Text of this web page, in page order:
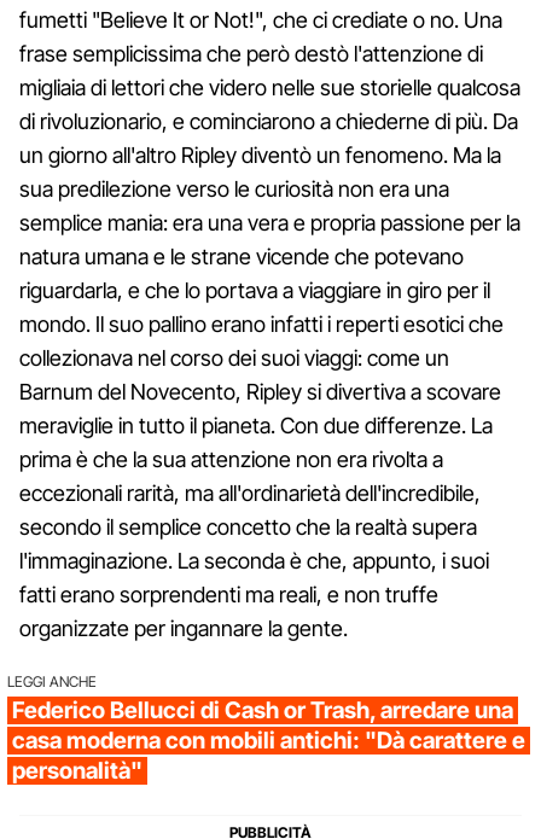
fumetti "Believe It or Not!", che ci crediate o no. Una
frase semplicissima che però destò l'attenzione di
migliaia di lettori che videro nelle sue storielle qualcosa
di rivoluzionario, e cominciarono a chiederne di più. Da
un giorno all'altro Ripley diventò un fenomeno. Ma la
sua predilezione verso le curiosità non era una
semplice mania: era una vera e propria passione per la
natura umana e le strane vicende che potevano
riguardarla, e che lo portava a viaggiare in giro per il
mondo. Il suo pallino erano infatti i reperti esotici che
collezionava nel corso dei suoi viaggi: come un
Barnum del Novecento, Ripley si divertiva a scovare
meraviglie in tutto il pianeta. Con due differenze. La
prima è che la sua attenzione non era rivolta a
eccezionali rarità, ma all'ordinarietà dell'incredibile,
secondo il semplice concetto che la realtà supera
l'immaginazione. La seconda è che, appunto, i suoi
fatti erano sorprendenti ma reali, e non truffe
organizzate per ingannare la gente.
LEGGI ANCHE
Federico Bellucci di Cash or Trash, arredare una
casa moderna con mobili antichi: "Dà carattere e
personalità"